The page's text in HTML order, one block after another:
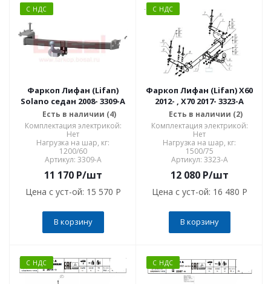
С НДС
Фаркоп Лифан (Lifan)
Solano седан 2008- 3309-A
Есть в наличии (4)
Комплектация электрикой:
Нет
Нагрузка на шар, кг:
1200/60
Артикул: 3309-A
11 170P/шт
Цена с уст-ой: 15 570 P
В корзину
С НДС
Фаркоп Лифан (Lifan) X60
2012- , X70 2017- 3323-A
Есть в наличии (2)
Комплектация электрикой:
Нет
Нагрузка на шар, кг:
1500/75
Артикул: 3323-A
12 080P/шт
Цена с уст-ой: 16 480 P
В корзину
С НДС С НДС